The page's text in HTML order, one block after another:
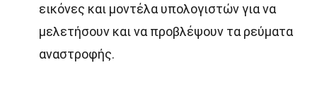
εικόνες και μοντέλα υπολογιστών για να
μελετήσουν και να προβλέψουν τα ρεύματα
αναστροφής.